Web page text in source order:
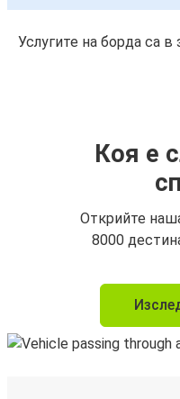
Услугите на борда са
Коя е
Открийте
8000